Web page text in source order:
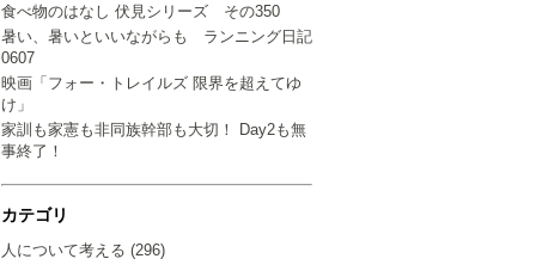
食べ物のはなし 伏見シリーズ その350
暑い、暑いといいながらも ランニング日記
0607
映画「フォー・トレイルズ 限界を超えてゆ
け」
家訓も家憲も非同族幹部も大切！ Day2も無
事終了！
カテゴリ
人について考える (296)